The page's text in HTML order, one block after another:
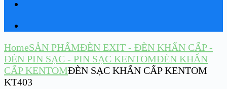
HomeSẢN PHẨMĐÈN EXIT - ĐÈN KHẨN CẤP -
ĐÈN PIN SẠC - PIN SẠC KENTOMĐÈN KHẨN
CẤP KENTOMĐÈN SẠC KHẨN CẤP KENTOM
KT403